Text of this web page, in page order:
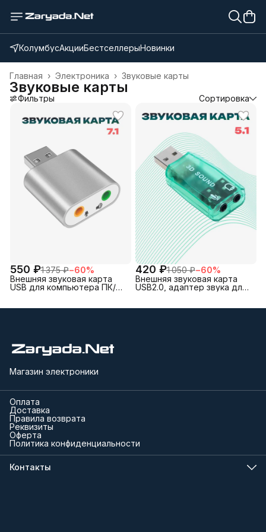
КолумбусАкцииБестселлерыНовинки
Звуковые карты
Электроника ›
Главная ›
Звуковые карты
Фильтры Сортировка
550 ₽1 375 ₽−60%
Внешняя звуковая карта
USB для компьютера ПК/
420 ₽1 050 ₽−60%
Внешняя звуковая карта
USB2.0, адаптер звука для
Магазин электроники
Оплата
Доставка
Правила возврата
Реквизиты
Оферта
Политика конфиденциальности
Контакты